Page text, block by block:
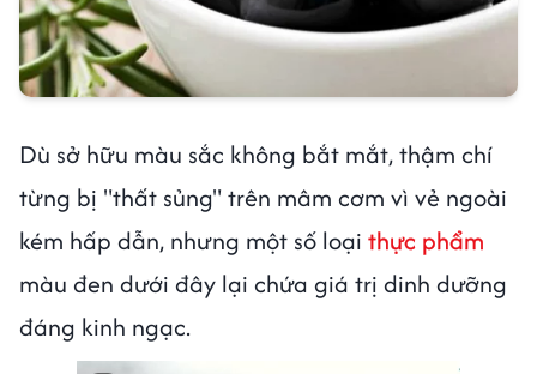
Dù sở hữu màu sắc không bắt mắt, thậm chí
từng bị "thất sủng" trên mâm cơm vì vẻ ngoài
kém hấp dẫn, nhưng một số loại thực phẩm
màu đen dưới đây lại chứa giá trị dinh dưỡng
đáng kinh ngạc.